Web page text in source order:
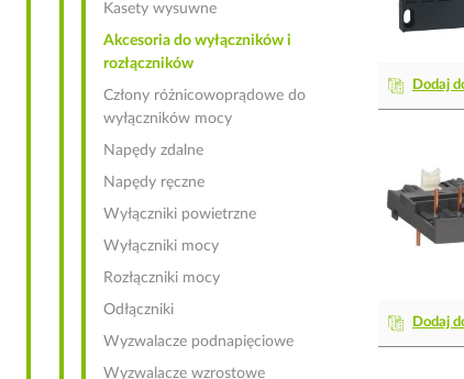
Dodaj
Dodaj
Kasety wysuwne
Akcesoria do wyłączników i
rozłączników
Człony różnicowoprądowe do
wyłączników mocy
Napędy zdalne
Napędy ręczne
Wyłączniki powietrzne
Wyłączniki mocy
Rozłączniki mocy
Odłączniki
Wyzwalacze podnapięciowe
Wyzwalacze wzrostowe